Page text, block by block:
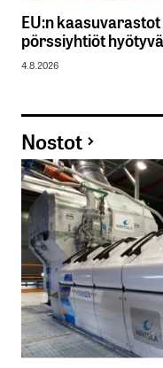
EU:n
pörssiyhtiöt
4.8.2026
Nostot